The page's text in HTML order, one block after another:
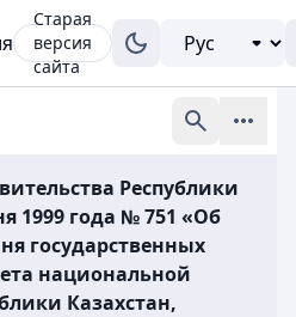
Старая
версия
сайта
Республики
1999 года № 751 «Об
государственных
национальной
Казахстан,